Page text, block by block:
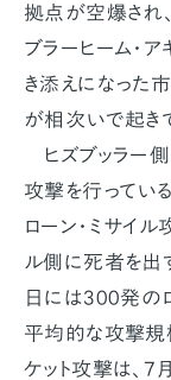
拠点が空爆され
ブラーヒーム・
き添えになった
が相次いで起き
ヒズブッラー側
攻撃を行ってい
ローン・ミサイ
ル側に死者を出
日には300発の
平均的な攻撃規
ケット攻撃は、7